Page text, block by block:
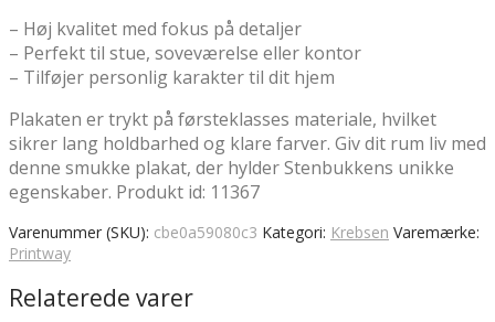
– Høj kvalitet med fokus på detaljer
– Perfekt til stue, soveværelse eller kontor
– Tilføjer personlig karakter til dit hjem
Plakaten er trykt på førsteklasses materiale, hvilket
sikrer lang holdbarhed og klare farver. Giv dit rum liv med
denne smukke plakat, der hylder Stenbukkens unikke
egenskaber. Produkt id: 11367
Varenummer (SKU): cbe0a59080c3 Kategori: Krebsen Varemærke:
Printway
Relaterede varer